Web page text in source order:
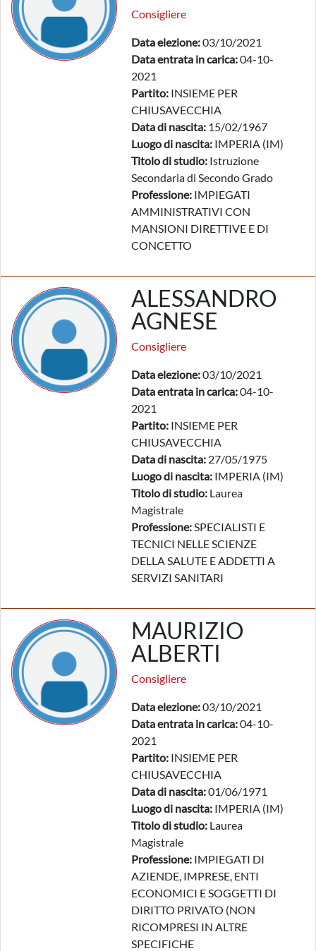
Consigliere
Data elezione:03/10/2021
Data entrata in carica:04-10-
2021
Partito: INSIEME PER
CHIUSAVECCHIA
Data di nascita: 15/02/1967
Luogo di nascita: IMPERIA (IM)
Titolo di studio: Istruzione
Secondaria di Secondo Grado
Professione: IMPIEGATI
AMMINISTRATIVI CON
MANSIONI DIRETTIVE E DI
CONCETTO
ALESSANDRO
AGNESE
Consigliere
Data elezione:03/10/2021
Data entrata in carica:04-10-
2021
Partito: INSIEME PER
CHIUSAVECCHIA
Data di nascita: 27/05/1975
Luogo di nascita: IMPERIA (IM)
Titolo di studio: Laurea
Magistrale
Professione:SPECIALISTI E
TECNICI NELLE SCIENZE
DELLA SALUTE E ADDETTI A
SERVIZI SANITARI
MAURIZIO
ALBERTI
Consigliere
Data elezione:03/10/2021
Data entrata in carica:04-10-
2021
Partito: INSIEME PER
CHIUSAVECCHIA
Data di nascita:01/06/1971
Luogo di nascita: IMPERIA (IM)
Titolo di studio: Laurea
Magistrale
Professione: IMPIEGATI DI
AZIENDE, IMPRESE, ENTI
ECONOMICI E SOGGETTI DI
DIRITTO PRIVATO (NON
RICOMPRESI IN ALTRE
SPECIFICHE